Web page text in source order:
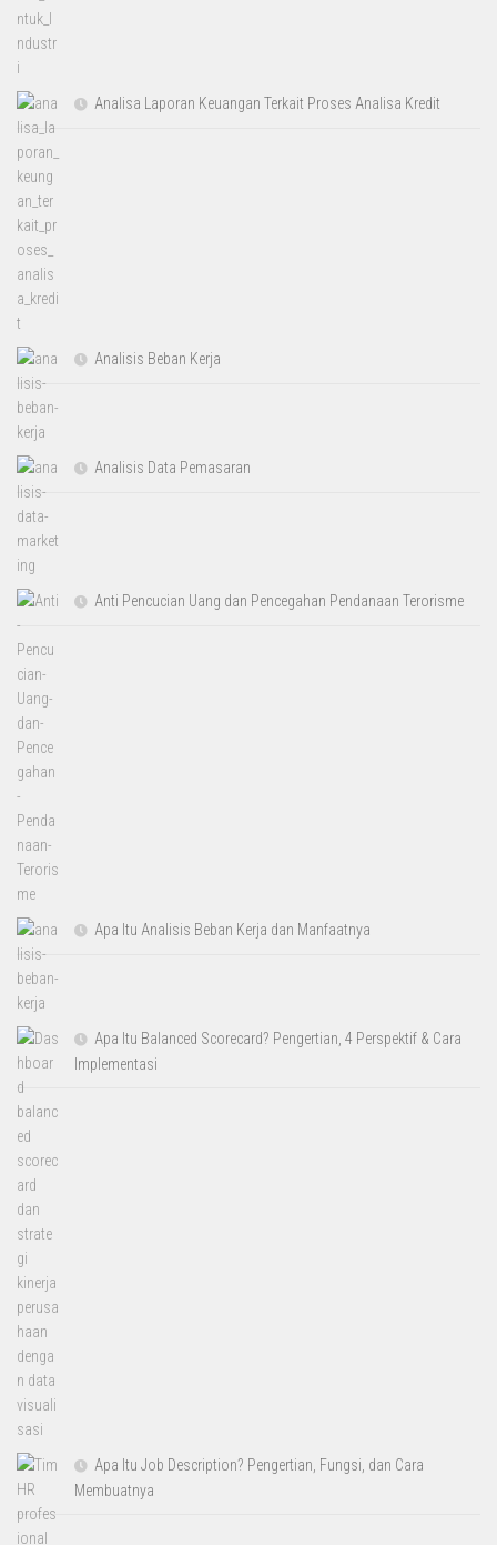
Analisa Laporan Keuangan Terkait Proses Analisa Kredit
Analisis Beban Kerja
Analisis Data Pemasaran
Anti Pencucian Uang dan Pencegahan Pendanaan Terorisme
Apa Itu Analisis Beban Kerja dan Manfaatnya
Apa Itu Balanced Scorecard? Pengertian, 4 Perspektif & Cara
Implementasi
Apa Itu Job Description? Pengertian, Fungsi, dan Cara
Membuatnya